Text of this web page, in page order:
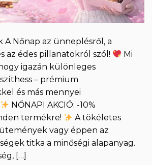
A Nőnap az ünneplésről, a
az édes pillanatokról szól!
Mi
igazán különleges
– prémium
és más mennyei
NŐNAPI AKCIÓ: -10%
termékre!
A tökéletes
vagy éppen az
titka a minőségi alapanyag.
[…]